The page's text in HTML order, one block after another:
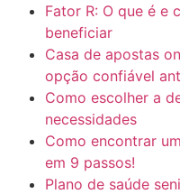
Fator R: O que é e
beneficiar
Casa de apostas
opção confiável
Como escolher a
necessidades
Como encontrar
em 9 passos!
Plano de saúde